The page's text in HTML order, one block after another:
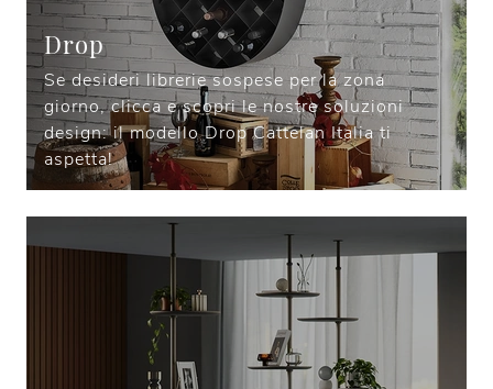
Drop
Se desideri librerie sospese per la zona
giorno, clicca e scopri le nostre soluzioni
design: il modello Drop Cattelan Italia ti
aspetta!